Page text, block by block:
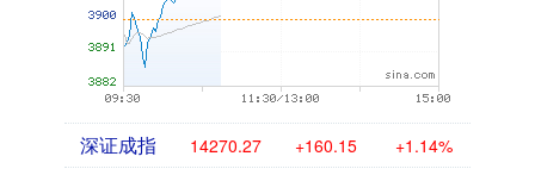
深证成指 14270.27 +160.15 +1.14%